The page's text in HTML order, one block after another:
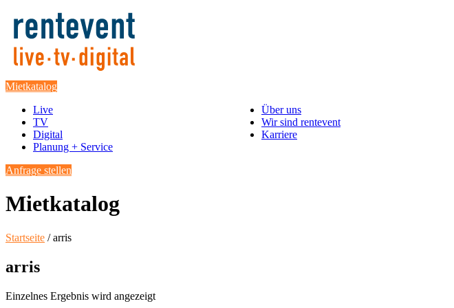
Mietkatalog
Live
TV
Digital
Planung + Service
Über uns
Wir sind rentevent
Karriere
Anfrage stellen
Mietkatalog
Startseite / arris
arris
Einzelnes Ergebnis wird angezeigt